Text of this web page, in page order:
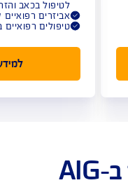
כיסוי המקנה החזר
לצורך טיפול במצב